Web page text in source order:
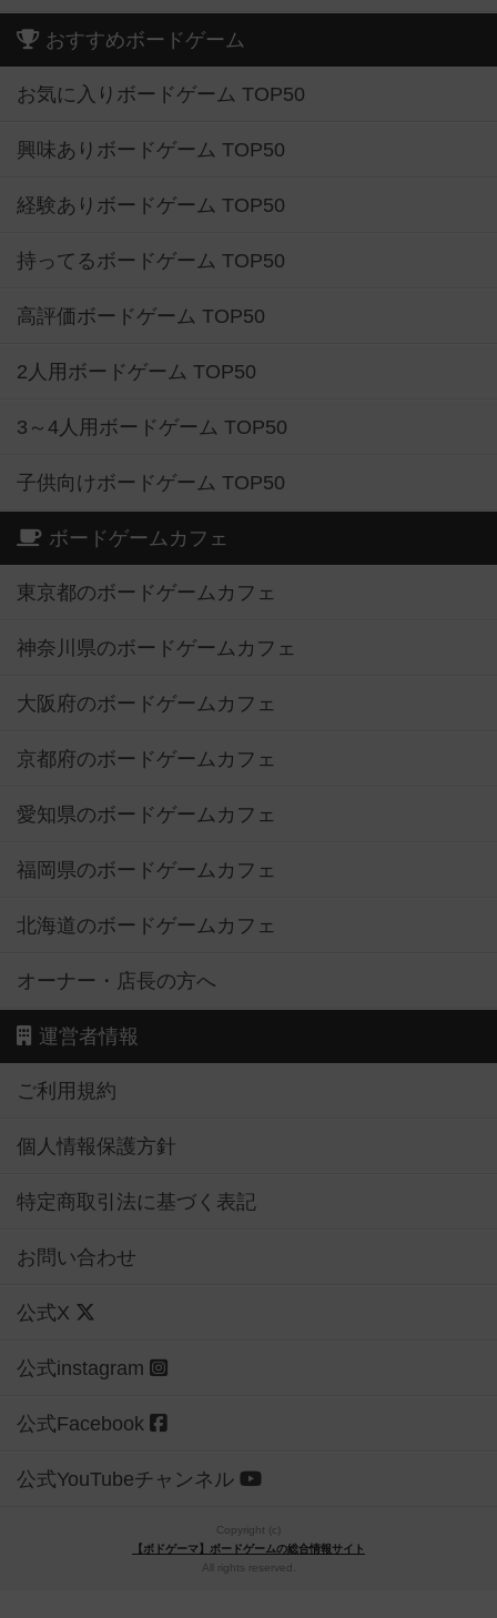
おすすめボードゲーム
お気に入りボードゲーム TOP50
興味ありボードゲーム TOP50
経験ありボードゲーム TOP50
持ってるボードゲーム TOP50
高評価ボードゲーム TOP50
2人用ボードゲーム TOP50
3～4人用ボードゲーム TOP50
子供向けボードゲーム TOP50
ボードゲームカフェ
東京都のボードゲームカフェ
神奈川県のボードゲームカフェ
大阪府のボードゲームカフェ
京都府のボードゲームカフェ
愛知県のボードゲームカフェ
福岡県のボードゲームカフェ
北海道のボードゲームカフェ
オーナー・店長の方へ
運営者情報
ご利用規約
個人情報保護方針
特定商取引法に基づく表記
お問い合わせ
公式X
公式instagram
公式Facebook
公式YouTubeチャンネル
Copyright (c)
【ボドゲーマ】ボードゲームの総合情報サイト
All rights reserved.